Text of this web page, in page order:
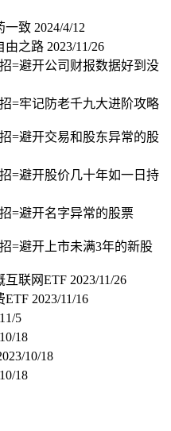
一致 2024/4/12
由之路 2023/11/26
=避开公司财报数据好到没
=牢记防老千九大进阶攻略
=避开交易和股东异常的股
=避开股价几十年如一日持
=避开名字异常的股票
=避开上市未满3年的新股
互联网ETF 2023/11/26
ETF 2023/11/16
5
18
10/18
18